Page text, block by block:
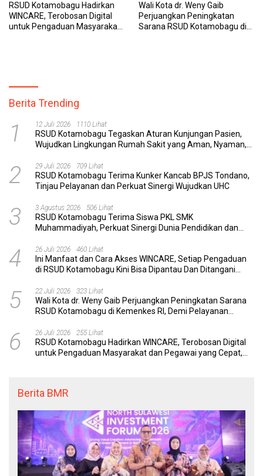
RSUD Kotamobagu Hadirkan
WINCARE, Terobosan Digital
untuk Pengaduan Masyarakat
Wali Kota dr. Weny Gaib
Perjuangkan Peningkatan
Sarana RSUD Kotamobagu di
Berita Trending
1 12 Juli 2026 1110 Lihat
RSUD Kotamobagu Tegaskan Aturan Kunjungan Pasien,
Wujudkan Lingkungan Rumah Sakit yang Aman, Nyaman,
2 29 Juli 2026 709 Lihat
RSUD Kotamobagu Terima Kunker Kancab BPJS Tondano,
Tinjau Pelayanan dan Perkuat Sinergi Wujudkan UHC
3 3 Agustus 2026 506 Lihat
RSUD Kotamobagu Terima Siswa PKL SMK
Muhammadiyah, Perkuat Sinergi Dunia Pendidikan dan
4 26 Juli 2026 460 Lihat
Ini Manfaat dan Cara Akses WINCARE, Setiap Pengaduan
di RSUD Kotamobagu Kini Bisa Dipantau Dan Ditangani
5 22 Juli 2026 323 Lihat
Wali Kota dr. Weny Gaib Perjuangkan Peningkatan Sarana
RSUD Kotamobagu di Kemenkes RI, Demi Pelayanan
6 26 Juli 2026 255 Lihat
RSUD Kotamobagu Hadirkan WINCARE, Terobosan Digital
untuk Pengaduan Masyarakat dan Pegawai yang Cepat,
Berita BMR